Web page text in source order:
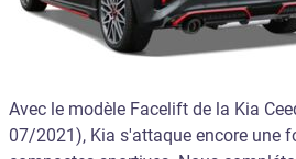
Avec le modèle Facelift de la Kia
07/2021), Kia s'attaque encore une